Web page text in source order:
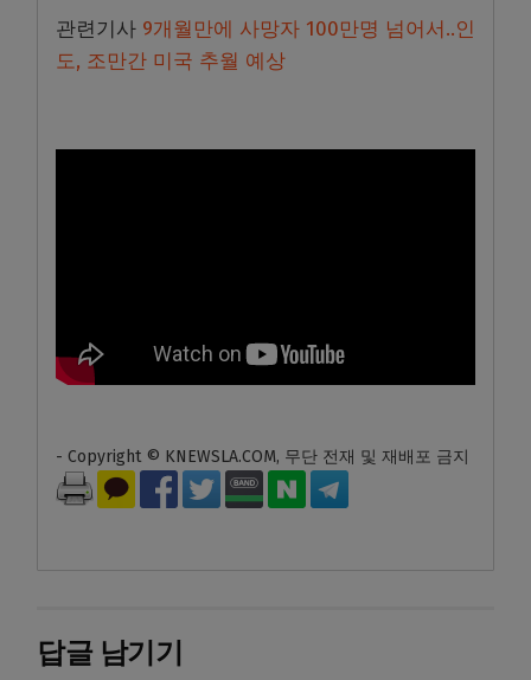
관련기사 9개월만에 사망자 100만명 넘어서..인
도, 조만간 미국 추월 예상
- Copyright © KNEWSLA.COM, 무단 전재 및 재배포 금지
답글 남기기